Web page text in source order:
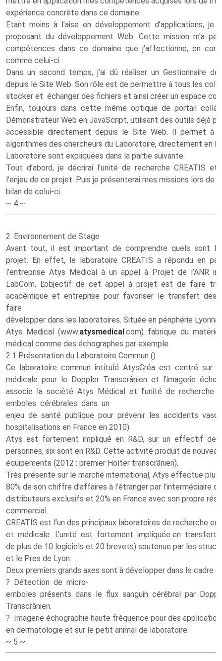
expérience concrète dans ce domaine.
Etant moins à l’aise en développement d’applications,
proposant du développement Web. Cette mission m’a
compétences dans ce domaine que j’affectionne, en
comme celui-ci.
Dans un second temps, j’ai dû réaliser un Gestionnaire
depuis le Site Web. Son rôle est de permettre à tous les
stocker et échanger des fichiers et ainsi créer un espace
Enfin, toujours dans cette même optique de portail
Démonstrateur Web en JavaScript, utilisant des outils déjà
accessible directement depuis le Site Web. Il permet à
algorithmes des chercheurs du Laboratoire, directement en
Laboratoire sont expliquées dans la partie suivante.
Tout d’abord, je décrirai l'unité de recherche CREATIS
l’enjeu de ce projet. Puis je présenterai mes missions lors de
bilan de celui-ci.
~ 4 ~
2. Environnement de Stage
Avant tout, il est important de comprendre quels sont
projet. En effet, le laboratoire CREATIS a répondu en
l’entreprise Atys Medical à un appel à Projet de l’ANR
LabCom. L’objectif de cet appel à projet est de faire
académique et entreprise pour favoriser le transfert des
faire
développer dans les laboratoires. Située en périphérie
Atys Medical (www.atysmedical.com) fabrique du
médical comme des échographes par exemple.
2.1 Présentation du Laboratoire Commun ()
Ce laboratoire commun intitulé AtysCréa est centré sur
médicale pour le Doppler Transcrânien et l’imagerie
associe la société Atys Médical et l’unité de recherche
emboles cérébrales dans un
enjeu de santé publique pour prévenir les accidents
hospitalisations en France en 2010).
Atys est fortement impliqué en R&D, sur un effectif de
personnes, six sont en R&D. Cette activité produit de
équipements (2012 : premier Holter transcrânien).
Très présente sur le marché international, Atys effectue
80% de son chiffre d’affaires à l’étranger par l’intermédiaire
distributeurs exclusifs et 20% en France avec son propre
commercial.
CREATIS est l’un des principaux laboratoires de recherche
et médicale. L’unité est fortement impliquée en transfert/
de plus de 10 logiciels et 20 brevets) soutenue par les
et le Pres de Lyon.
Deux premiers grands axes sont à développer dans le cadre
? Détection de micro-
emboles présents dans le flux sanguin cérébral par
Transcrânien.
? Imagerie échographie haute fréquence pour des
en dermatologie et sur le petit animal de laboratoire.
~ 5 ~